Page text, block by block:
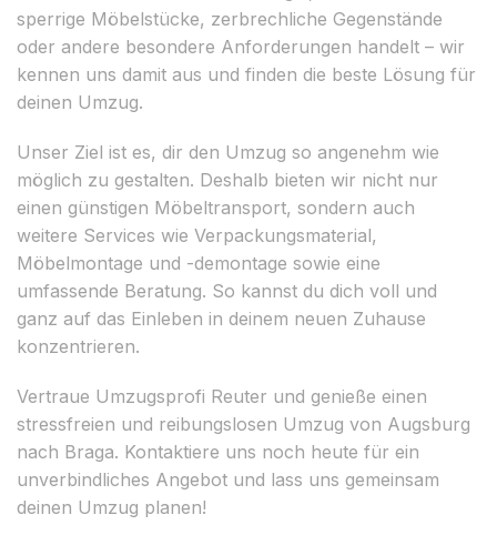
sperrige Möbelstücke, zerbrechliche Gegenstände
oder andere besondere Anforderungen handelt – wir
kennen uns damit aus und finden die beste Lösung für
deinen Umzug.
Unser Ziel ist es, dir den Umzug so angenehm wie
möglich zu gestalten. Deshalb bieten wir nicht nur
einen günstigen Möbeltransport, sondern auch
weitere Services wie Verpackungsmaterial,
Möbelmontage und -demontage sowie eine
umfassende Beratung. So kannst du dich voll und
ganz auf das Einleben in deinem neuen Zuhause
konzentrieren.
Vertraue Umzugsprofi Reuter und genieße einen
stressfreien und reibungslosen Umzug von Augsburg
nach Braga. Kontaktiere uns noch heute für ein
unverbindliches Angebot und lass uns gemeinsam
deinen Umzug planen!